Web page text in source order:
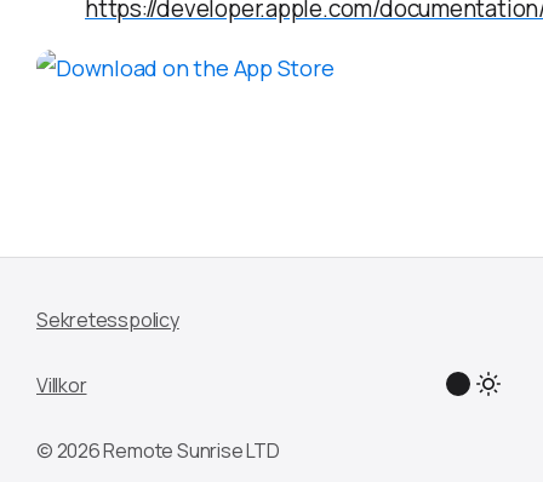
https://developer.apple.com/
Sekretesspolicy
Villkor
© 2026 Remote Sunrise LTD